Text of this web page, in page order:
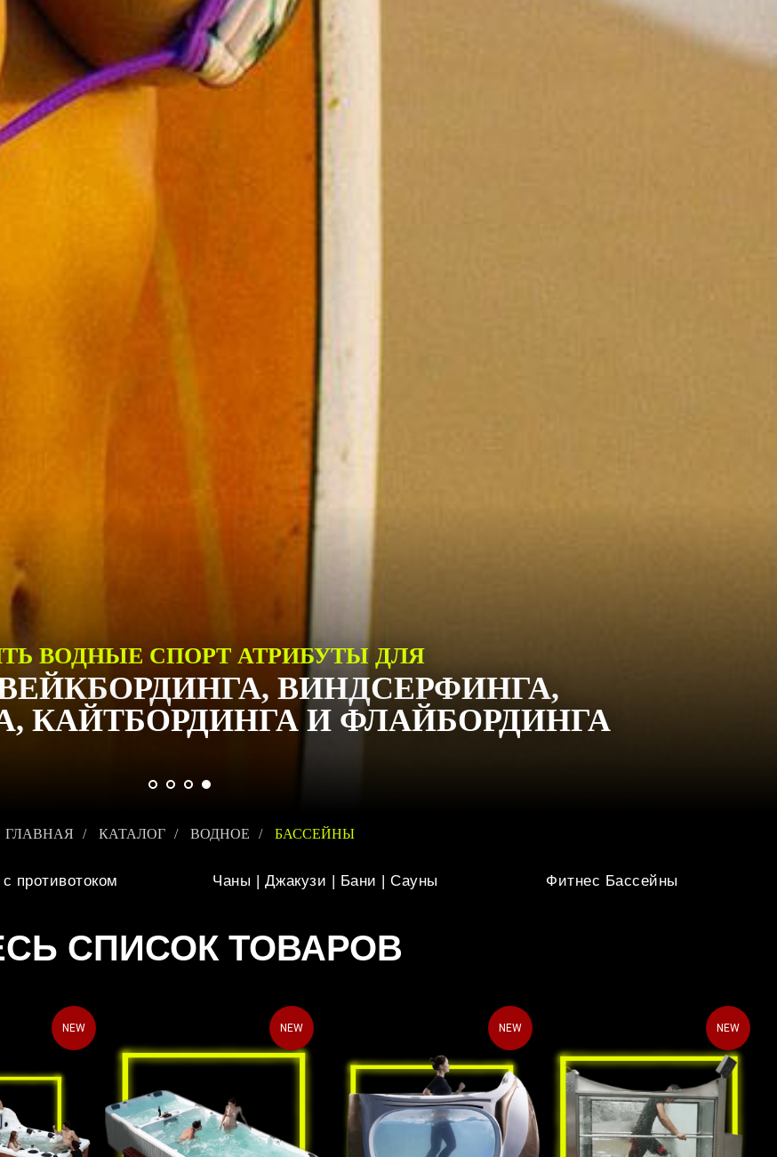
ВОДНЫЕ СПОРТ АТРИБУТЫ ДЛЯ
ВИНДСЕРФИНГА,
КАЙТБОРДИНГА И ФЛАЙБОРДИНГА
ГЛАВНАЯ / КАТАЛОГ / ВОДНОЕ / БАССЕЙНЫ
противотоком Фитнес Бассейны
Чаны | Джакузи | Бани | Сауны
СПИСОК ТОВАРОВ
NEW NEW NEW NEW